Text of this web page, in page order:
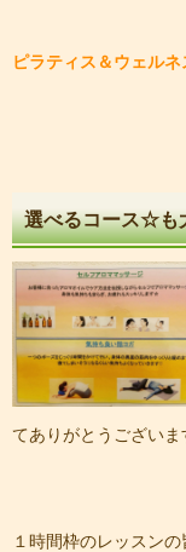
ピラティス＆ウェルネ
選べるコース☆も
てありがとうござい
１時間枠のレッスン